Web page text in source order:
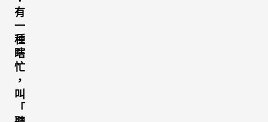
有
一
種
瞎
忙
，
叫
「